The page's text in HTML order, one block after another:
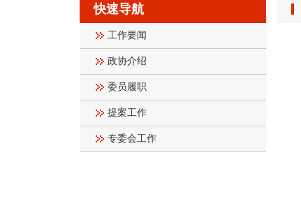
快速导航
工作要闻
政协介绍
委员履职
提案工作
专委会工作